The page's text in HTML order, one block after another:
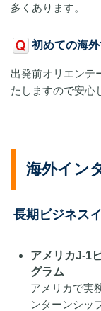
多くあります。
初めての海
出発前オリエンテ
たしますので安心
海外イン
長期ビジネス
アメリカJ-1
グラム
アメリカで実
ンターンシッ